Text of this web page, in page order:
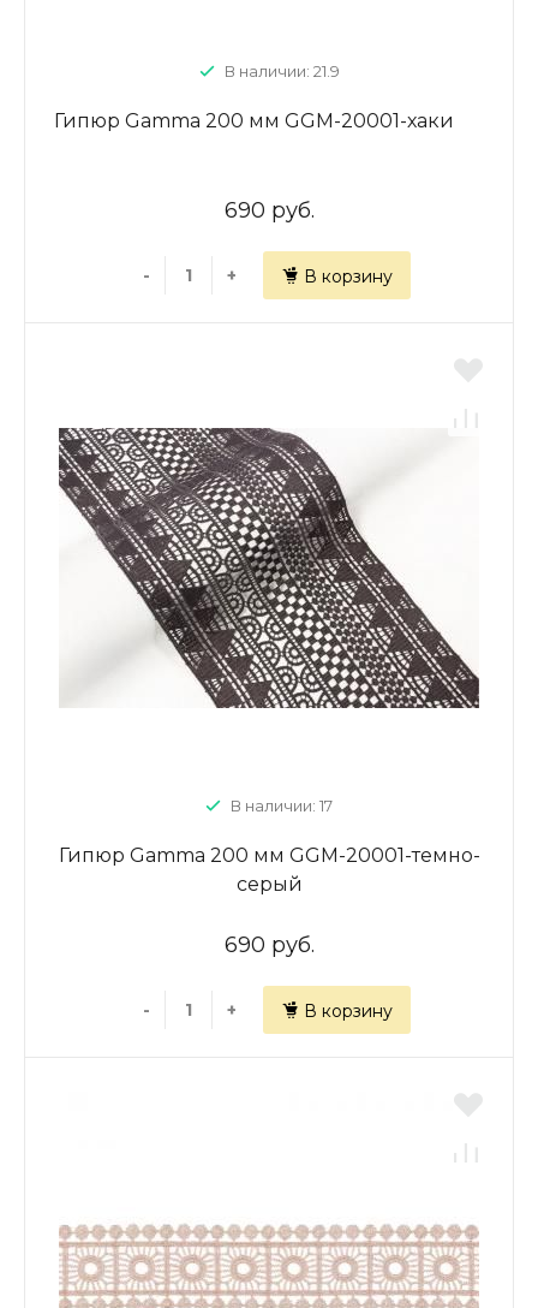
В наличии: 21.9
Гипюр Gamma 200 мм GGM-20001-хаки
690 руб.
- + В корзину
В наличии: 17
Гипюр Gamma 200 мм GGM-20001-темно-
серый
690 руб.
- + В корзину